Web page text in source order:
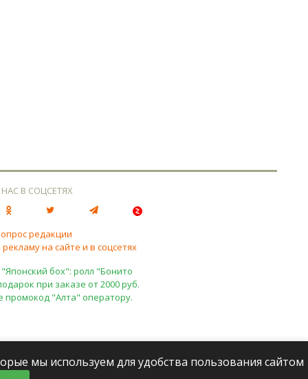
В СОЦСЕТЯХ
редакции
на сайте и в соцсетях
бох": ролл "Бонито
при заказе от 2000 руб.
промокод "Алта" оператору.
мы используем для удобства пользования сайтом